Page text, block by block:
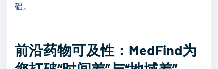
础。
前沿药物可及性：MedFind为